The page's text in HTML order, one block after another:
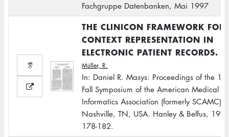
Fachgruppe Datenbanken, Mai 1997
THE CLINICON FRAMEWORK FOR
CONTEXT REPRESENTATION IN
ELECTRONIC PATIENT RECORDS.
Müller, R.
In: Daniel R. Masys: Proceedings of the
Fall Symposium of the American Medical
Informatics Association (formerly SCAMC),
Nashville, TN, USA. Hanley & Belfus,
178-182.